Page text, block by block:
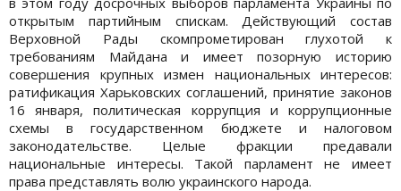
открытым партийным спискам. Действующий состав
Верховной Рады скомпрометирован глухотой к
требованиям Майдана и имеет позорную историю
совершения крупных измен национальных интересов:
ратификация Харьковских соглашений, принятие законов
16 января, политическая коррупция и коррупционные
схемы в государственном бюджете и налоговом
законодательстве. Целые фракции предавали
национальные интересы. Такой парламент не имеет
права представлять волю украинского народа.